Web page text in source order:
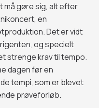
må gøre sig, alt efter
en
Det er vidt
og specielt
strenge krav til tempo.
dagen før en
tempi, som er blevet
prøveforløb.